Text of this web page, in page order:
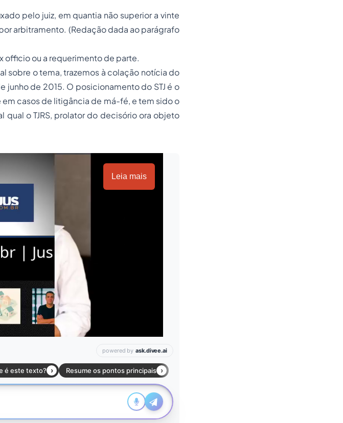
pelo juiz, em quantia não superior a vinte
arbitramento. (Redação dada ao parágrafo
ou a requerimento de parte.
sobre o tema, trazemos à colação notícia do
junho de 2015. O posicionamento do STJ é o
casos de litigância de má-fé, e tem sido o
qual o TJRS, prolator do decisório ora objeto
Leia mais